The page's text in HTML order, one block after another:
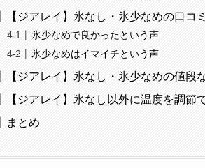
【ジアレイ】氷なし・氷少なめの口コミ
氷少なめで良かったという声
氷少なめはイマイチという声
【ジアレイ】氷なし・氷少なめの値段
【ジアレイ】氷なし以外に温度を調節
まとめ